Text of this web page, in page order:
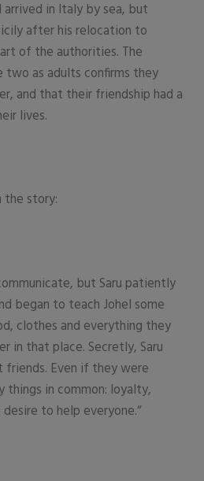
arrived in Italy by sea, but
after his relocation to
of the authorities. The
as adults confirms they
and that their friendship had a
lives.
the story:
but Saru patiently
began to teach Johel some
clothes and everything they
in that place. Secretly, Saru
friends. Even if they were
things in common: loyalty,
to help everyone.“